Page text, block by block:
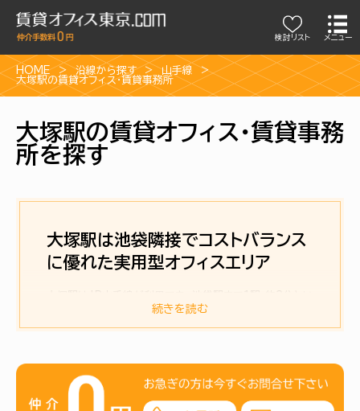
検討リスト メニュー
HOME 沿線から探す
山手線
大塚駅の賃貸オフィス・賃貸事務所
大塚駅の賃貸オフィス・賃貸事務
所を探す
大塚駅は池袋隣接でコストバランス
に優れた実用型オフィスエリア
うポジションにありながら、落ち着いた雰囲気が保たれたエ
立地として再評価されつつあるエリアともいえます。実際、
アクセス性と賃料水準のバランスを重視する企業にとって、
検討に値する立地条件を備えています。
続きを読む